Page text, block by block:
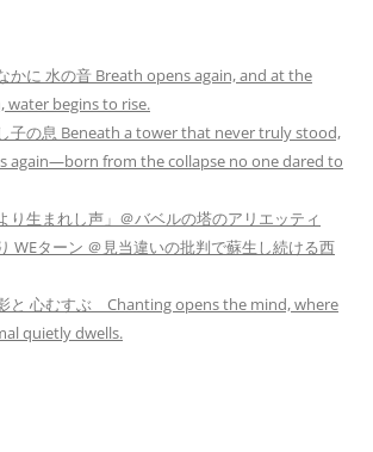
かに 水の音 Breath opens again, and at the
water begins to rise.
子の息 Beneath a tower that never truly stood,
again—born from the collapse no one dared to
り生まれし声」＠バベルの塔のアリエッティ
WEターン ＠見当違いの批判で蘇生し続ける西
と 心むすぶ Chanting opens the mind, where
quietly dwells.